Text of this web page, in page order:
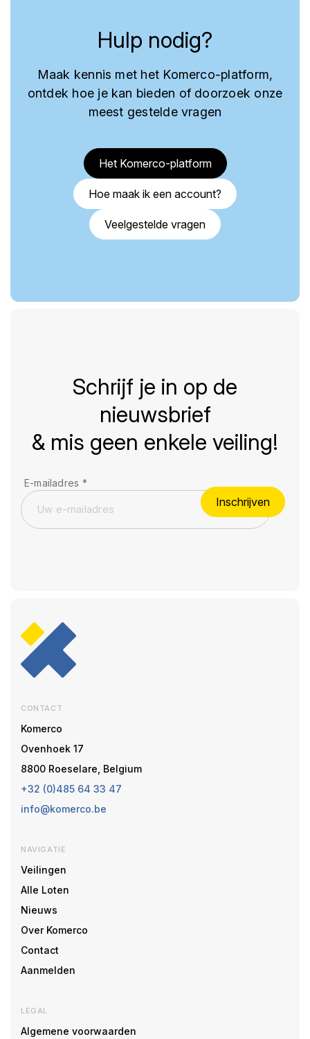
Hulp nodig?
Maak kennis met het Komerco-platform,
ontdek hoe je kan bieden of doorzoek onze
meest gestelde vragen
Het Komerco-platform
Hoe maak ik een account?
Veelgestelde vragen
Schrijf je in op de
nieuwsbrief
& mis geen enkele veiling!
E-mailadres *
Inschrijven
CONTACT
Komerco
Ovenhoek 17
8800 Roeselare, Belgium
+32 (0)485 64 33 47
info@komerco.be
NAVIGATIE
Veilingen
Alle Loten
Nieuws
Over Komerco
Contact
Aanmelden
LEGAL
Algemene voorwaarden